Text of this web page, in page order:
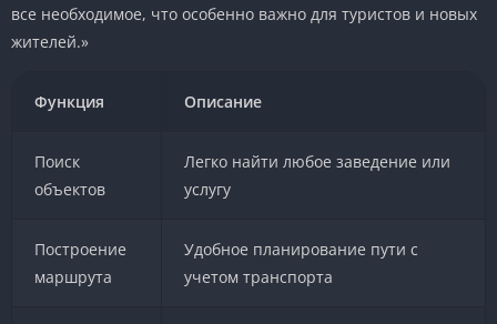
все необходимое, что особенно важно для туристов и новых
жителей.»
Функция Описание
Поиск
объектов
Легко найти любое заведение или
услугу
Построение
маршрута
Удобное планирование пути с
учетом транспорта